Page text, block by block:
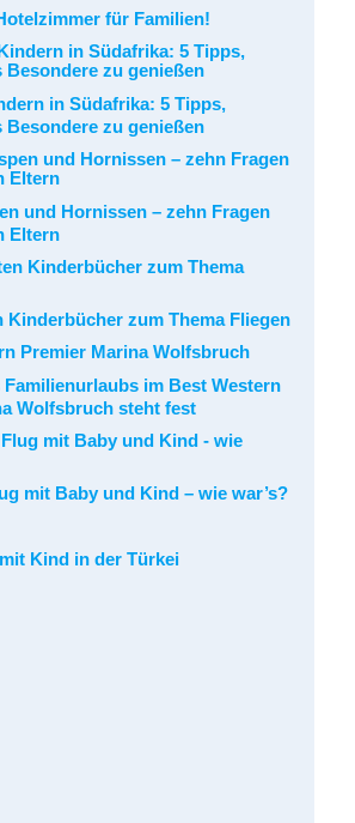
für Familien!
in Südafrika: 5 Tipps,
Besondere zu genießen
und Hornissen – zehn Fragen
Eltern
Kinderbücher zum Thema Fliegen
im Best Western
Wolfsbruch steht fest
mit Baby und Kind – wie war’s?
Kind in der Türkei